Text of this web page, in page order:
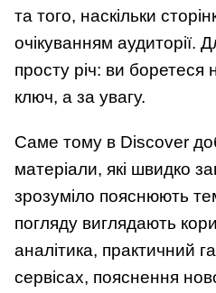
та того, наскільки
очікуванням аудиторії.
просту річ: ви боретеся
ключ, а за увагу.
Саме тому в Discover
матеріали, які швидко
зрозуміло пояснюють
погляду виглядають
аналітика, практичний
сервісах, пояснення